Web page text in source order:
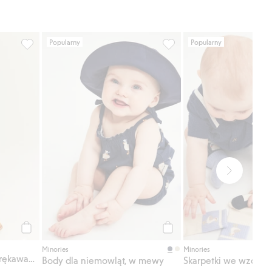
krótkimi rękawami, Dodaj do listy ulubione
Kombinezon z krótkimi rękawami, w wieloryby
Kombinezon z krótkimi rękawami, w wieloryby, Dodaj do
Popularny
Minories
Body dla niemowląt, w mewy
Body dla niemowląt, w
Popularny
Minories
Skarpetki we wzory,